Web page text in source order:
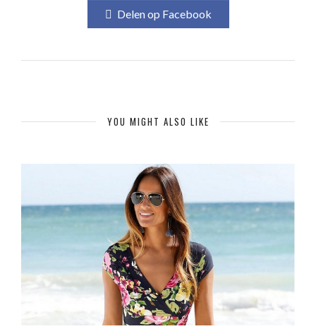
Delen op Facebook
YOU MIGHT ALSO LIKE